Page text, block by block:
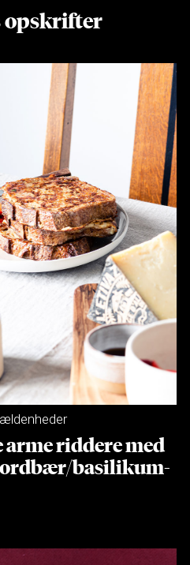
opskrifter
arme riddere med
jordbær/basilikum-